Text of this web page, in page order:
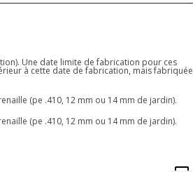
Une date limite de fabrication pour ces
à cette date de fabrication, mais fabriquée
(pe .410, 12 mm ou 14 mm de jardin).
(pe .410, 12 mm ou 14 mm de jardin).